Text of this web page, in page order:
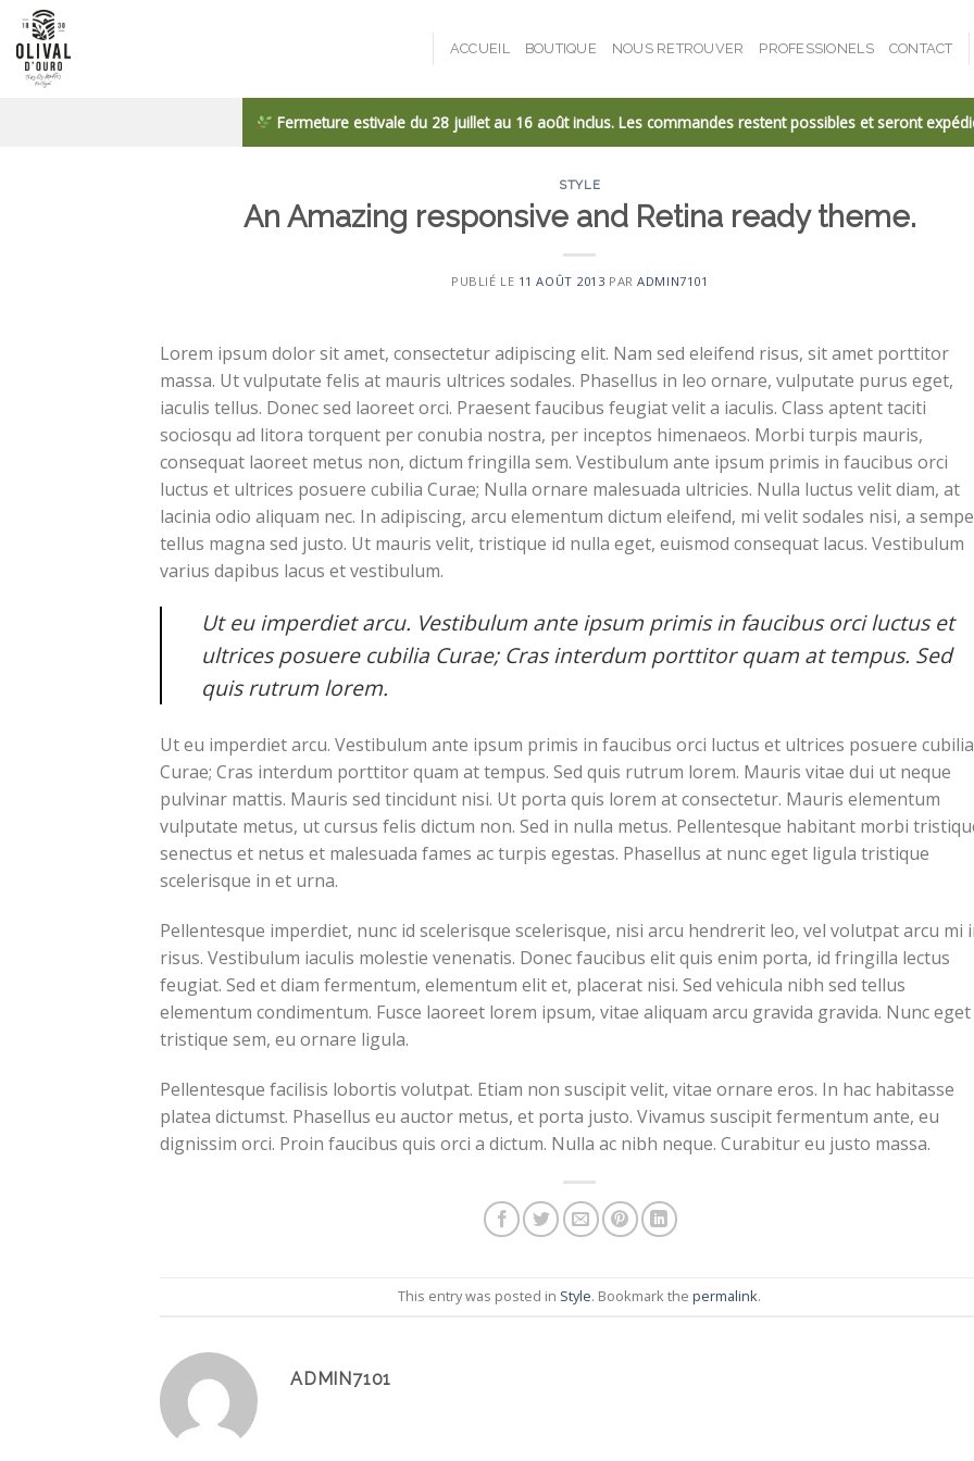
Passer
au
contenu
ACCUEIL BOUTIQUE NOUS RETROUVER PROFESSIONELS CONTACT
Fermeture estivale du 28 juillet au 16 août inclus. Les commandes restent possibles et seront
STYLE
An Amazing responsive and Retina ready theme.
PUBLIÉ LE 11 AOÛT 2013 PARADMIN7101
Lorem ipsum dolor sit amet, consectetur adipiscing elit. Nam sed eleifend risus, sit amet porttitor
massa. Ut vulputate felis at mauris ultrices sodales. Phasellus in leo ornare, vulputate purus eget,
iaculis tellus. Donec sed laoreet orci. Praesent faucibus feugiat velit a iaculis. Class aptent taciti
sociosqu ad litora torquent per conubia nostra, per inceptos himenaeos. Morbi turpis mauris,
consequat laoreet metus non, dictum fringilla sem. Vestibulum ante ipsum primis in faucibus orci
luctus et ultrices posuere cubilia Curae; Nulla ornare malesuada ultricies. Nulla luctus velit diam, at
lacinia odio aliquam nec. In adipiscing, arcu elementum dictum eleifend, mi velit sodales nisi, a
tellus magna sed justo. Ut mauris velit, tristique id nulla eget, euismod consequat lacus. Vestibulum
varius dapibus lacus et vestibulum.
Ut eu imperdiet arcu. Vestibulum ante ipsum primis in faucibus orci luctus et
ultrices posuere cubilia Curae; Cras interdum porttitor quam at tempus. Sed
quis rutrum lorem.
Ut eu imperdiet arcu. Vestibulum ante ipsum primis in faucibus orci luctus et ultrices posuere cubilia
Curae; Cras interdum porttitor quam at tempus. Sed quis rutrum lorem. Mauris vitae dui ut neque
pulvinar mattis. Mauris sed tincidunt nisi. Ut porta quis lorem at consectetur. Mauris elementum
vulputate metus, ut cursus felis dictum non. Sed in nulla metus. Pellentesque habitant morbi
senectus et netus et malesuada fames ac turpis egestas. Phasellus at nunc eget ligula tristique
scelerisque in et urna.
Pellentesque imperdiet, nunc id scelerisque scelerisque, nisi arcu hendrerit leo, vel volutpat arcu mi
risus. Vestibulum iaculis molestie venenatis. Donec faucibus elit quis enim porta, id fringilla lectus
feugiat. Sed et diam fermentum, elementum elit et, placerat nisi. Sed vehicula nibh sed tellus
elementum condimentum. Fusce laoreet lorem ipsum, vitae aliquam arcu gravida gravida. Nunc eget
tristique sem, eu ornare ligula.
Pellentesque facilisis lobortis volutpat. Etiam non suscipit velit, vitae ornare eros. In hac habitasse
platea dictumst. Phasellus eu auctor metus, et porta justo. Vivamus suscipit fermentum ante, eu
dignissim orci. Proin faucibus quis orci a dictum. Nulla ac nibh neque. Curabitur eu justo massa.
This entry was posted in Style. Bookmark thepermalink.
ADMIN7101